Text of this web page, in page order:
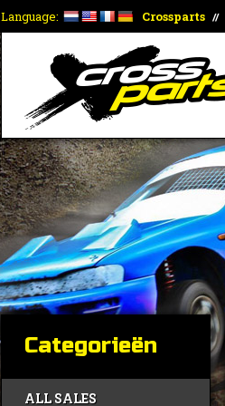
Language: Crossparts //
Categorieën
ALL SALES